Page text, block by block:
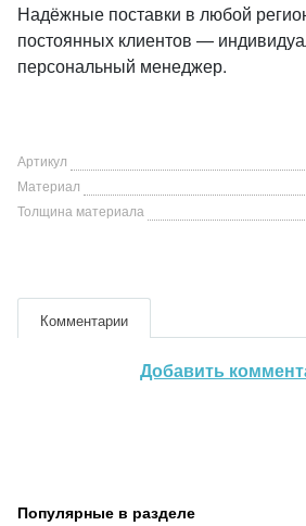
Надёжные поставки в любой
постоянных клиентов —
персональный менеджер.
Артикул
Материал
Толщина материала
Комментарии
Добавить
Популярные в разделе